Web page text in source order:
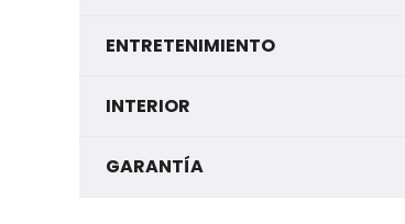
ENTRETENIMIENTO
INTERIOR
GARANTÍA